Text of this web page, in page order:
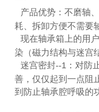
产品优势：不磨轴
耗、拆卸方便不需要
现在轴承箱上的用
染（磁力结构与迷宫
迷宫密封--1 ：对防
善，仅仅起到一点阻
到防止轴承腔呼吸的